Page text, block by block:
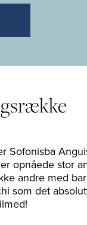
Sofonisba
opnåede stor
andre med
som det